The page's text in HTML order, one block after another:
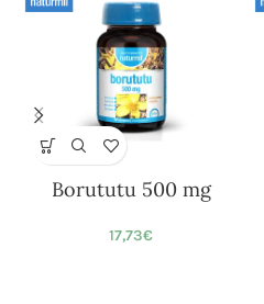
Borututu 500 mg
17,73€